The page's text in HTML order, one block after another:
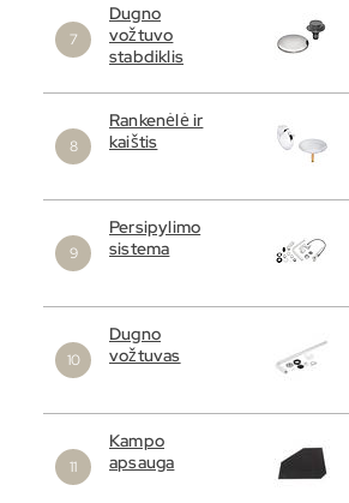
Dugno
vožtuvo
stabdiklis
Rankenėlė ir
kaištis
Persipylimo
sistema
Dugno
vožtuvas
Kampo
apsauga